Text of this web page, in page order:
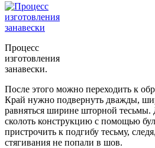
Процесс
изготовления
занавески.
После этого можно переходить к
Край нужно подвернуть дважды,
равняться ширине шторной тесьмы.
сколоть конструкцию с помощью
пристрочить к подгибу тесьму,
стягивания не попали в шов.